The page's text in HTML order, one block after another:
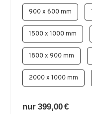
900 x 600 mm
1500 x 1000 mm
1800 x 900 mm
2000 x 1000 mm
nur 399,00 €